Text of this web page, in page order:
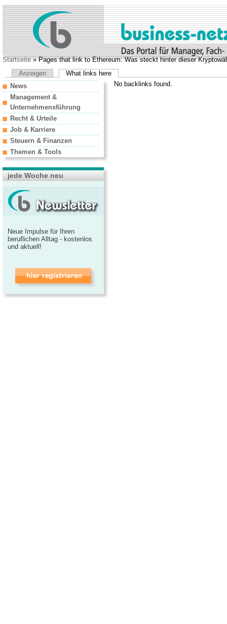
Startseite» Pages that link to Ethereum: Was steckt hinter dieser
Anzeigen
What links here
No backlinks found.
News
Management &
Unternehmensführung
Recht & Urteile
Job & Karriere
Steuern & Finanzen
Themen & Tools
jede Woche neu
Neue Impulse für Ihren
beruflichen Alltag - kostenlos
und aktuell!